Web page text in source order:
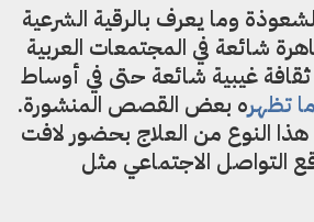
وما يعرف بالرقية الشرعية
شائعة في المجتمعات العربية
ثقافة غيبية شائعة حتى في أوساط
ما تظهره بعض القصص المنشورة.
النوع من العلاج بحضور لافت
التواصل الاجتماعي مثل